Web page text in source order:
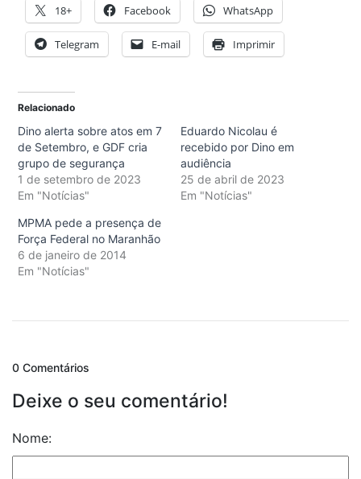
18+ Facebook WhatsApp
Telegram E-mail Imprimir
Relacionado
Dino alerta sobre atos em 7
de Setembro, e GDF cria
grupo de segurança
1 de setembro de 2023
Em "Notícias"
Eduardo Nicolau é
recebido por Dino em
audiência
25 de abril de 2023
Em "Notícias"
MPMA pede a presença de
Força Federal no Maranhão
6 de janeiro de 2014
Em "Notícias"
0 Comentários
Deixe o seu comentário!
Nome: